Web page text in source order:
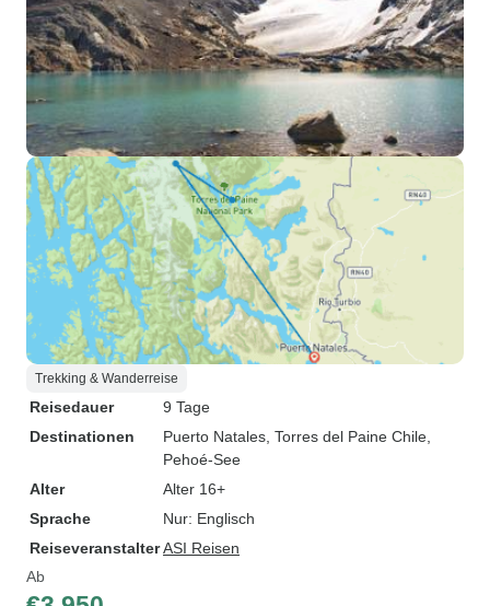
Trekking & Wanderreise
Reisedauer
9 Tage
Destinationen
Puerto Natales , Torres del Paine Chile
Pehoé-See
Alter
Alter 16+
Sprache
Nur: Englisch
ReiseveranstalterASI Reisen
Ab